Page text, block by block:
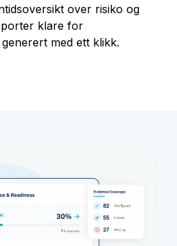
over risiko og
klare for
med ett klikk.